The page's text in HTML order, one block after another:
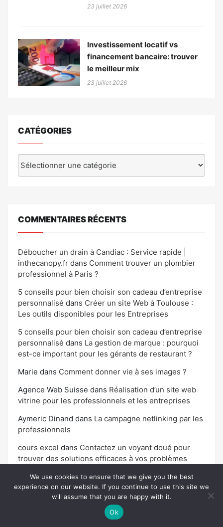
23 juillet 2026
Investissement locatif vs
financement bancaire: trouver
le meilleur mix
23 juillet 2026
CATÉGORIES
COMMENTAIRES RÉCENTS
Déboucher un drain à Candiac : Service rapide |
inthecanopy.fr dans Comment trouver un plombier
professionnel à Paris ?
5 conseils pour bien choisir son cadeau d’entreprise
personnalisé dans Créer un site Web à Toulouse :
Les outils disponibles pour les Entreprises
5 conseils pour bien choisir son cadeau d’entreprise
personnalisé dans La gestion de marque : pourquoi
est-ce important pour les gérants de restaurant ?
Marie dans Comment donner vie à ses images ?
Agence Web Suisse dans Réalisation d’un site web
vitrine pour les professionnels et les entreprises
Aymeric Dinand dans La campagne netlinking par les
professionnels
cours excel dans Contactez un voyant doué pour
trouver des solutions efficaces à vos problèmes
seo en quelques clicsdansAgence de
développement web : bien choisir
We use cookies to ensure that we give you the best
experience on our website. If you continue to use this site we
will assume that you are happy with it.
Ok